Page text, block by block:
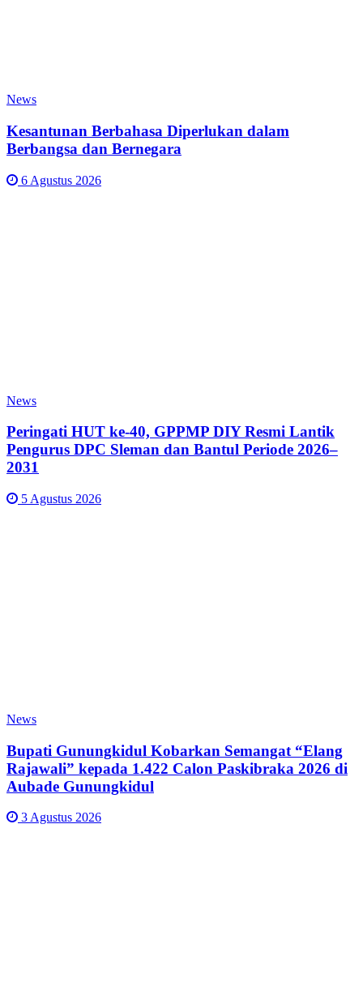
News
Kesantunan Berbahasa Diperlukan dalam
Berbangsa dan Bernegara
6 Agustus 2026
News
Peringati HUT ke-40, GPPMP DIY Resmi Lantik
Pengurus DPC Sleman dan Bantul Periode 2026–
2031
5 Agustus 2026
News
Bupati Gunungkidul Kobarkan Semangat “Elang
Rajawali” kepada 1.422 Calon Paskibraka 2026 di
Aubade Gunungkidul
3 Agustus 2026